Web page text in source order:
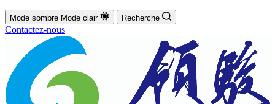
Mode sombre Mode clair Recherche
Contactez-nous